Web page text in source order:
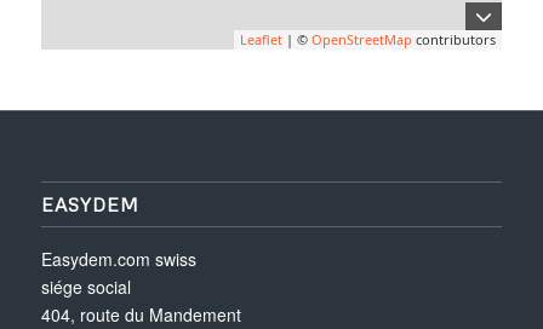
Leaflet | ©OpenStreetMap contributors
EASYDEM
Easydem.com swiss
siége social
404, route du Mandement